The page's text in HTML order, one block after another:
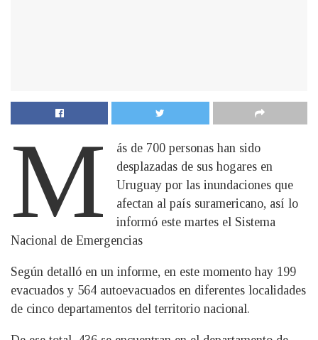
M
ás de 700 personas han sido
desplazadas de sus hogares en
Uruguay por las inundaciones que
afectan al país suramericano, así lo
informó este martes el Sistema
Nacional de Emergencias
Según detalló en un informe, en este momento hay 199
evacuados y 564 autoevacuados en diferentes localidades
de cinco departamentos del territorio nacional.